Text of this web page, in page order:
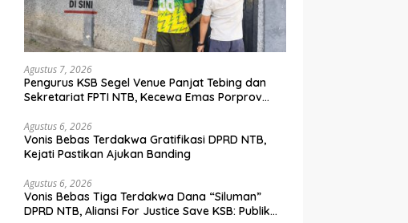
Agustus 7, 2026
Pengurus KSB Segel Venue Panjat Tebing dan
Sekretariat FPTI NTB, Kecewa Emas Porprov
Agustus 6, 2026
Vonis Bebas Terdakwa Gratifikasi DPRD NTB,
Kejati Pastikan Ajukan Banding
Agustus 6, 2026
Vonis Bebas Tiga Terdakwa Dana “Siluman”
DPRD NTB, Aliansi For Justice Save KSB: Publik